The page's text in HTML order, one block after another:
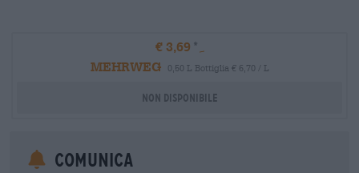
€ 3,69
MEHRWEG
0,50 L Bottiglia € 6,70 / L
Non disponibile
Comunica